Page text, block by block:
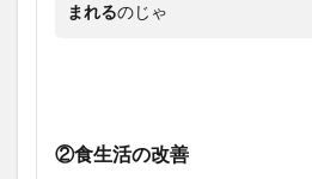
まれるのじゃ
②食生活の改善